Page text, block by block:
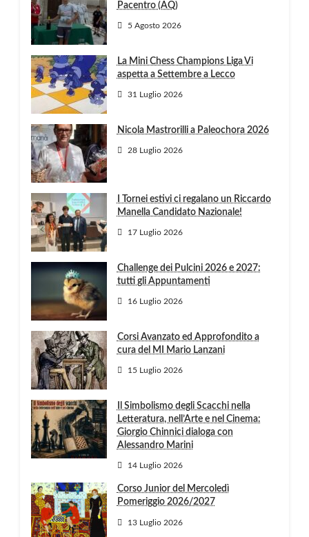
Pacentro (AQ)
5 Agosto 2026
La Mini Chess Champions Liga Vi
aspetta a Settembre a Lecco
31 Luglio 2026
Nicola Mastrorilli a Paleochora 2026
28 Luglio 2026
I Tornei estivi ci regalano un Riccardo
Manella Candidato Nazionale!
17 Luglio 2026
Challenge dei Pulcini 2026 e 2027:
tutti gli Appuntamenti
16 Luglio 2026
Corsi Avanzato ed Approfondito a
cura del MI Mario Lanzani
15 Luglio 2026
Il Simbolismo degli Scacchi nella
Letteratura, nell’Arte e nel Cinema:
Giorgio Chinnici dialoga con
Alessandro Marini
14 Luglio 2026
Corso Junior del Mercoledì
Pomeriggio 2026/2027
13 Luglio 2026